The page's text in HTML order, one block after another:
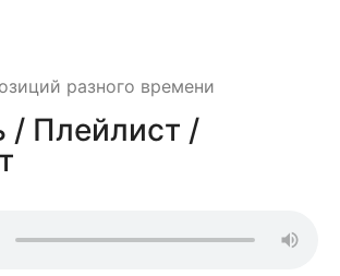
разного времени
/ Плейлист /